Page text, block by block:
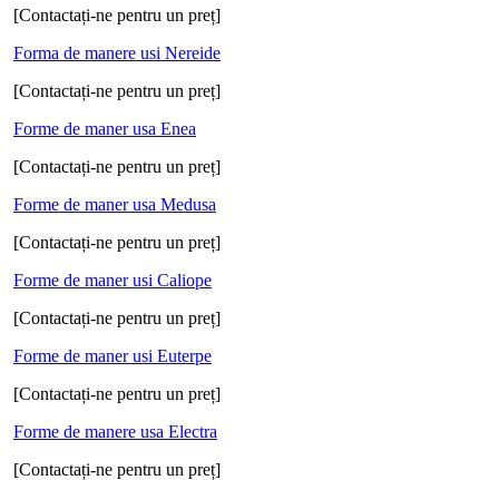
[Contactați-ne pentru un preț]
Forma de manere usi Nereide
[Contactați-ne pentru un preț]
Forme de maner usa Enea
[Contactați-ne pentru un preț]
Forme de maner usa Medusa
[Contactați-ne pentru un preț]
Forme de maner usi Caliope
[Contactați-ne pentru un preț]
Forme de maner usi Euterpe
[Contactați-ne pentru un preț]
Forme de manere usa Electra
[Contactați-ne pentru un preț]